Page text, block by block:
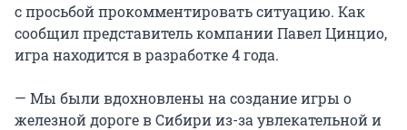
с просьбой прокомментировать ситуацию. Как
сообщил представитель компании Павел Цинцио,
игра находится в разработке 4 года.
— Мы были вдохновлены на создание игры о
железной дороге в Сибири из-за увлекательной и